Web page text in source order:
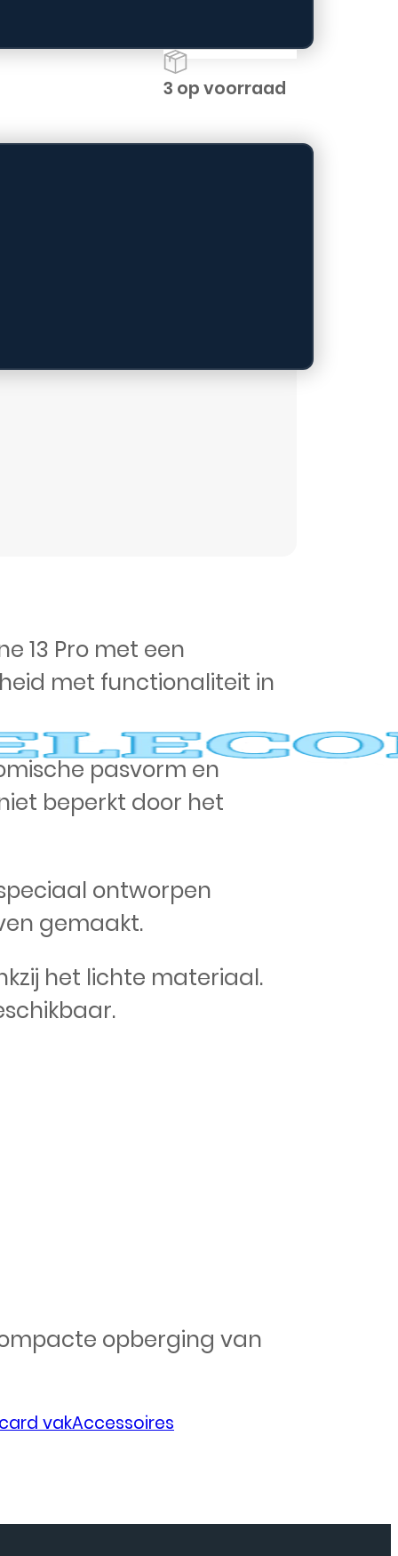
3 op voorraad
13 Pro met een
met functionaliteit in
pasvorm en
beperkt door het
ontworpen
gemaakt.
het lichte materiaal.
opberging van
vakAccessoires